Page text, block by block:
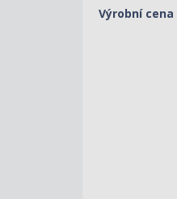
Výrobní cena